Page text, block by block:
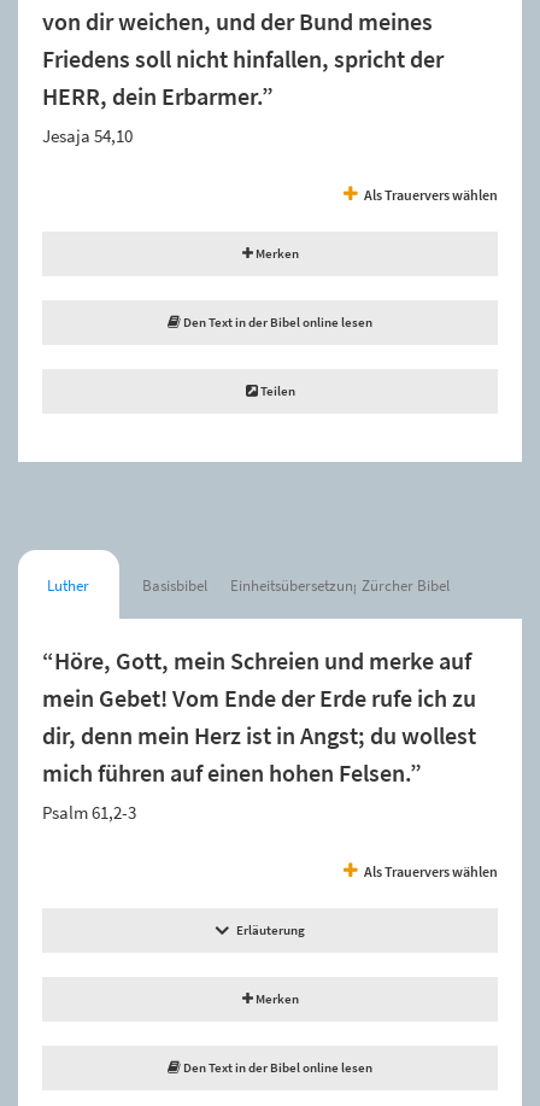
von dir weichen, und der Bund meines
Friedens soll nicht hinfallen, spricht der
HERR, dein Erbarmer.”
Jesaja 54,10
Als Trauervers wählen
Merken
Den Text in der Bibel online lesen
Teilen
Luther Basisbibel Einheitsübersetzung Zürcher Bibel
“Höre, Gott, mein Schreien und merke auf
mein Gebet! Vom Ende der Erde rufe ich zu
dir, denn mein Herz ist in Angst; du wollest
mich führen auf einen hohen Felsen.”
Psalm 61,2-3
Als Trauervers wählen
Erläuterung
Merken
Den Text in der Bibel online lesen